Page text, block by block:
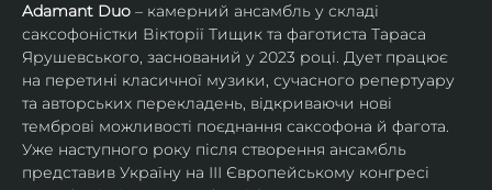
Adamant Duo – камерний ансамбль у складі
саксофоністки Вікторії Тищик та фаготиста Тараса
Ярушевського, заснований у 2023 році. Дует працює
на перетині класичної музики, сучасного репертуару
та авторських перекладень, відкриваючи нові
темброві можливості поєднання саксофона й фагота.
Уже наступного року після створення ансамбль
представив Україну на ІІІ Європейському конгресі